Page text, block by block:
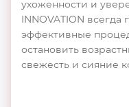
ухоженности и
INNOVATION всегда
эффективные
остановить
свежесть и сияние